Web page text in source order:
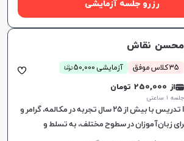
رزرو جلسه آزمایشی
محسن نقاش
35 کلاس موفق آزمایشی 50,000 توما
ن
از 250,000 تومان
جلسه ۱ ساعتی
مدرک CELTA و IELTS تدریس با بیش از ۲۵ سال تجربه در مکالمه، گرامر و
زبان‌آموزان در سطوح مختلف، به تسلط و